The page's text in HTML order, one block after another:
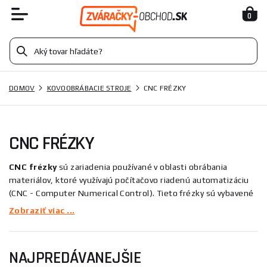
0
DOMOV KOVOOBRÁBACIE STROJE CNC FRÉZKY
CNC FRÉZKY
CNC frézkysú zariadenia používané v oblasti obrábania
materiálov, ktoré využívajú počítačovo riadenú automatizáciu
(CNC - Computer Numerical Control). Tieto frézky sú vybavené
programovateľným riadiacim systémom, ktorý umožňuje
definovaných parametrov.
CNC frézky pracujú s rôznymi typmi materiálov, vrátane kovov,
Zobraziť viac ...
NAJPREDÁVANEJŠIE